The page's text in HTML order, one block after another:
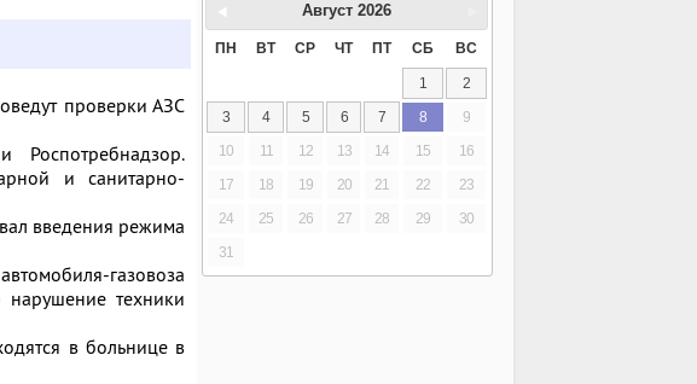
проверки АЗС
и санитарно-
введения режима
газовоза
техники
в больнице в
Август 2026
ПН ВТ СР ЧТ ПТ СБ ВС
1
2
3
4 5 6 7 8
9
10
11 12 13 14 15
16
17
18 19 20 21 22
23
24
25 26 27 28 29
30
31